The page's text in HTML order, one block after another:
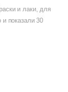
и лаки, для
и показали 30